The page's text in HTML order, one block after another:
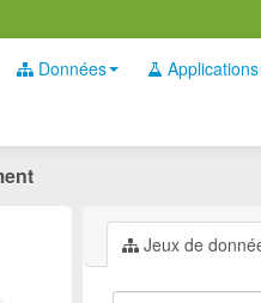
Données Applications
Jeux de